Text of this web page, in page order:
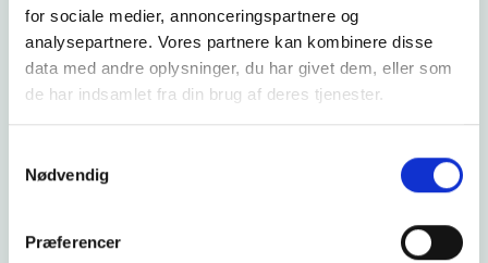
for sociale medier, annonceringspartnere og
analysepartnere. Vores partnere kan kombinere disse
data med andre oplysninger, du har givet dem, eller som
de har indsamlet fra din brug af deres tjenester.
Nødvendig
Præferencer